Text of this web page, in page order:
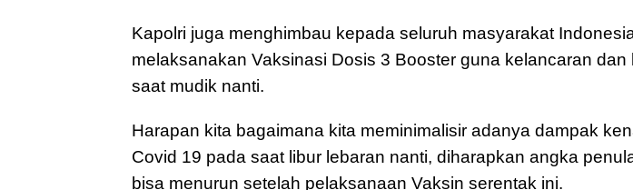
Kapolri juga menghimbau kepada seluruh masyarakat
melaksanakan Vaksinasi Dosis 3 Booster guna kelancaran dan
saat mudik nanti.
Harapan kita bagaimana kita meminimalisir adanya dampak
Covid 19 pada saat libur lebaran nanti, diharapkan angka
bisa menurun setelah pelaksanaan Vaksin serentak ini.